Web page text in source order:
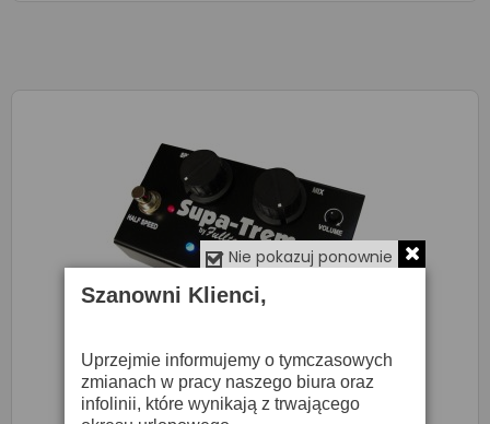
Fulltone Supa-Trem - Efekt Gitarowy
Nie pokazuj ponownie
Szanowni Klienci,
Uprzejmie informujemy o tymczasowych
zmianach w pracy naszego biura oraz
infolinii, które wynikają z trwającego